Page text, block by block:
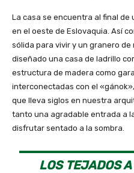
La casa se encuentra al final
en el oeste de Eslovaquia. Así
sólida para vivir y un granero de
diseñado una casa de ladrillo
estructura de madera como
interconectadas con el
que lleva siglos en nuestra
tanto una agradable entrada a
disfrutar sentado a la sombra.
LOS TEJADOS